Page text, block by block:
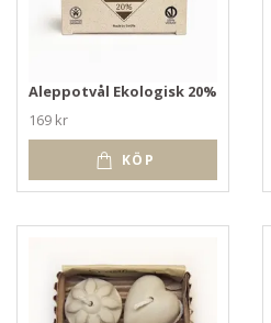
Aleppotvål Ekologisk 20%
169 kr
KÖP